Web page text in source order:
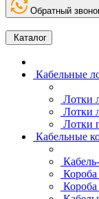
Обратный
Каталог
Кабельные
Лотки
Лотки
Лотки
Кабельные